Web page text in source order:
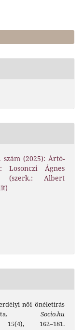
(2025): Ártó-
Losonczi Ágnes
(szerk.: Albert
női önéletírás
Socio.hu
162–181.